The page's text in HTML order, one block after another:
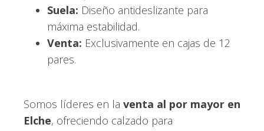
Suela: Diseño antideslizante para
máxima estabilidad.
Venta: Exclusivamente en cajas de 12
pares.
Somos líderes en la venta al por mayor en
Elche, ofreciendo calzado para